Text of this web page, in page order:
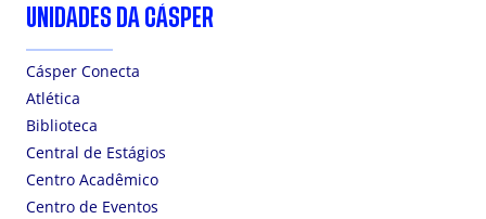
UNIDADES DA CÁSPER
Cásper Conecta
Atlética
Biblioteca
Central de Estágios
Centro Acadêmico
Centro de Eventos